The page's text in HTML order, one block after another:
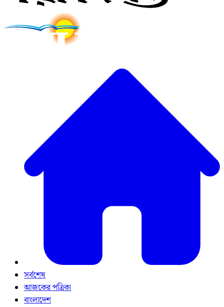
সর্বশেষ
আজকের পত্রিকা
বাংলাদেশ